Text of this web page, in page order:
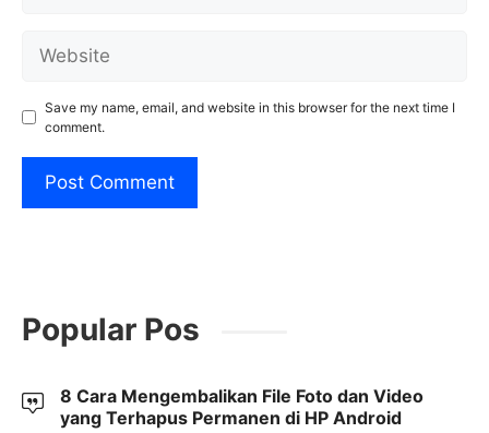
Save my name, email, and website in this browser for the next time I
comment.
Popular Pos
8 Cara Mengembalikan File Foto dan Video
yang Terhapus Permanen di HP Android